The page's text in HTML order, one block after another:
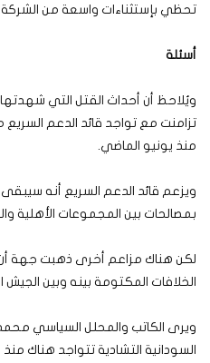
تحظي بإستثناءات واسعة من الشركة
أسئلة
ويُلاحظ أن أحداث القتل التي شهدتها
تزامنت مع تواجد قائد الدعم
منذ يونيو الماضي.
ويزعم قائد الدعم السريع أنه
بمصالحات بين المجموعات الأهلية
لكن هناك مزاعم أخرى ذهبت جهة
الخلافات المكتومة بينه وبين الجيش
ويرى الكاتب والمحلل السياسي